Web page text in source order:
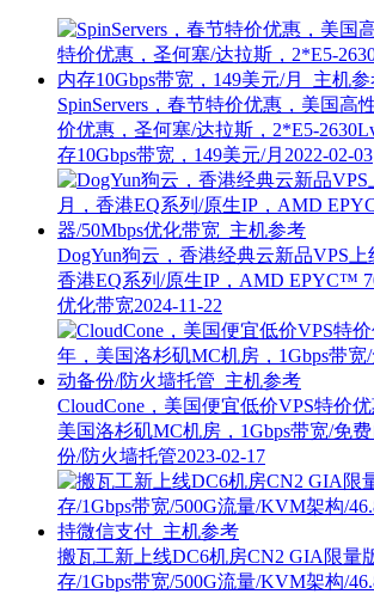
SpinServers，春节特价优惠，美国高
价优惠，圣何塞/达拉斯，2*E5-
存10Gbps带宽，149美元/月 2022-02-03
DogYun狗云，香港经典云新品VPS上
香港EQ系列/原生IP，AMD EPYC™
优化带宽2024-11-22
CloudCone，美国便宜低价VPS特价优
美国洛杉矶MC机房，1Gbps带宽/免
份/防火墙托管2023-02-17
搬瓦工新上线DC6机房CN2 GIA限量
存/1Gbps带宽/500G流量/KVM架构/